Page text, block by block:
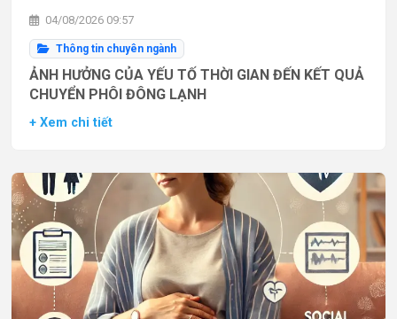
04/08/2026 09:57
Thông tin chuyên ngành
ẢNH HƯỞNG CỦA YẾU TỐ THỜI GIAN ĐẾN KẾT QUẢ
CHUYỂN PHÔI ĐÔNG LẠNH
+ Xem chi tiết